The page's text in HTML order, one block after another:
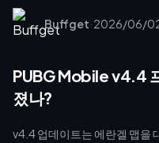
다. 로얄 패스 A19는 2026년
엘리트 패스는 720 UC, 엘리
(https://buffget.com/
인 buffget을 통해 예산을 절
시 충전이 완료되며, 부담 없는
Buffget·2026/06/
PUBG Mobile v4.4
졌나?
v4.4 업데이트는 에란겔 맵을